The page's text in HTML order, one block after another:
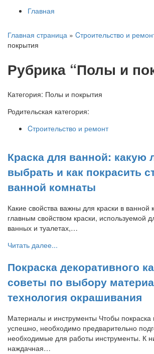
Главная
Главная страница » Cтроительство и
покрытия
Рубрика “Полы и
Категория: Полы и покрытия
Родительская категория:
Cтроительство и ремонт
Краска для ванной: какую
выбрать и как покрасить
ванной комнаты
Какие свойства важны для краски в ванной
главным свойством краски, используемой
ванных и туалетах,…
Читать далее...
Покраска декоративного
советы по выбору
технология окрашивания
Материалы и инструменты Чтобы
успешно, необходимо предварительно
необходимые для работы инструменты. К
наждачная…